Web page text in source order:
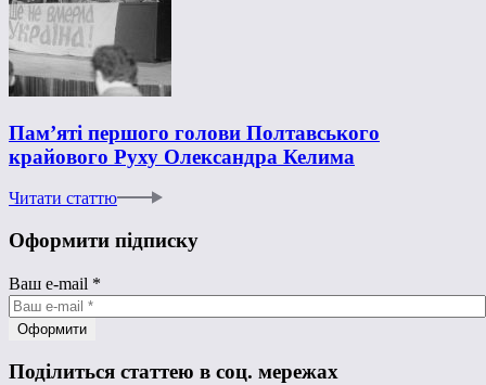
Пам’яті першого голови Полтавського
крайового Руху Олександра Келима
Читати статтю
Оформити підписку
Ваш e-mail *
Поділиться статтею в соц. мережах